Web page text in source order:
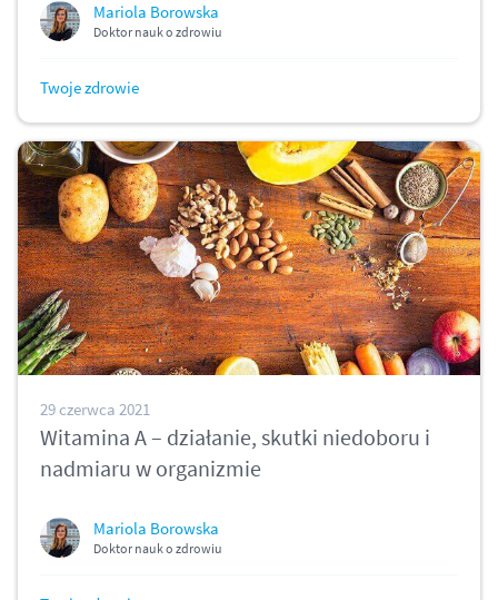
Mariola Borowska
Doktor nauk o zdrowiu
Twoje zdrowie
29 czerwca 2021
Witamina A – działanie, skutki niedoboru i
nadmiaru w organizmie
Mariola Borowska
Doktor nauk o zdrowiu